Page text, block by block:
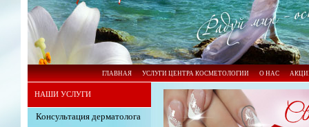
ГЛАВНАЯ УСЛУГИ ЦЕНТРА КОСМЕТОЛОГИИ О НАС
НАШИ УСЛУГИ
Консультация дерматолога